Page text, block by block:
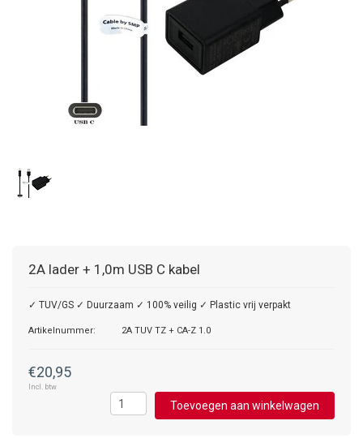
2A lader + 1,0m USB C kabel
✓ TUV/GS ✓ Duurzaam ✓ 100% veilig ✓ Plastic vrij verpakt
Artikelnummer: 2A TUV TZ + CA-Z 1.0
€20,95
Incl. btw
Toevoegen aan winkelwagen